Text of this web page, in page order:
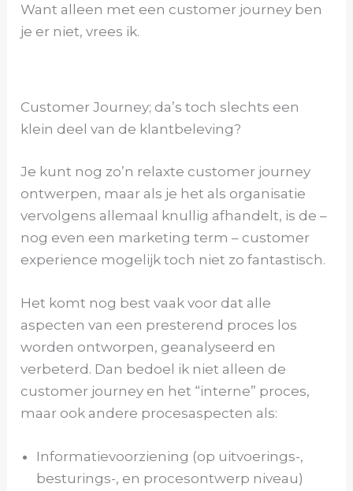
Want alleen met een customer journey ben
je er niet, vrees ik.
Customer Journey; da’s toch slechts een
klein deel van de klantbeleving?
Je kunt nog zo’n relaxte customer journey
ontwerpen, maar als je het als organisatie
vervolgens allemaal knullig afhandelt, is de –
nog even een marketing term – customer
experience mogelijk toch niet zo fantastisch.
Het komt nog best vaak voor dat alle
aspecten van een presterend proces los
worden ontworpen, geanalyseerd en
verbeterd. Dan bedoel ik niet alleen de
customer journey en het “interne” proces,
maar ook andere procesaspecten als:
Informatievoorziening (op uitvoerings-,
besturings-, en procesontwerp niveau)